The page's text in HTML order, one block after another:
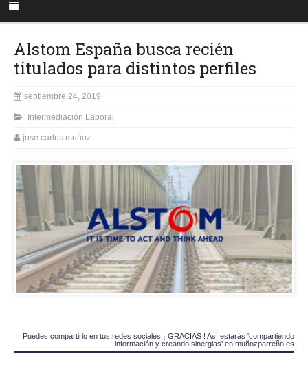
Alstom España busca recién
titulados para distintos perfiles
septiembre 24, 2019
Intermediación Laboral
jose carlos muñoz
Puedes compartirlo en tus redes sociales ¡ GRACIAS ! Así estarás 'compartiendo
información y creando sinergias' en muñozparreño.es